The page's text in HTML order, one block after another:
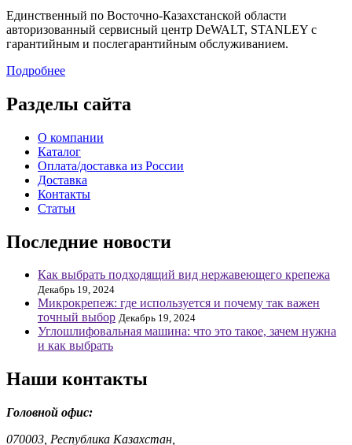
Единственный по Восточно-Казахстанской области
авторизованный сервисный центр DeWALT, STANLEY с
гарантийным и послегарантийным обслуживанием.
Подробнее
Разделы сайта
О компании
Каталог
Оплата/доставка из России
Доставка
Контакты
Статьи
Последние новости
Как выбрать подходящий вид нержавеющего крепежа
Декабрь 19, 2024
Микрокрепеж: где используется и почему так важен
точный выбор Декабрь 19, 2024
Углошлифовальная машина: что это такое, зачем нужна
и как выбрать
Наши контакты
Головной офис:
070003, Республика Казахстан,